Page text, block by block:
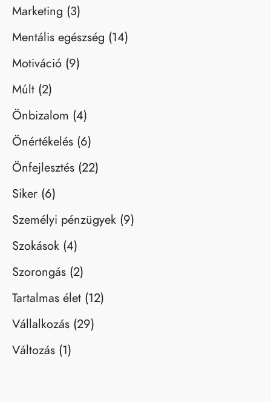
Marketing (3)
Mentális egészség (14)
Motiváció (9)
Múlt (2)
Önbizalom (4)
Önértékelés (6)
Önfejlesztés (22)
Siker (6)
Személyi pénzügyek (9)
Szokások (4)
Szorongás (2)
Tartalmas élet (12)
Vállalkozás (29)
Változás (1)